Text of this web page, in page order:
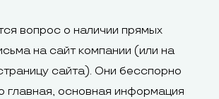
вопрос о наличии прямых
на сайт компании (или на
сайта). Они бесспорно
главная, основная информация